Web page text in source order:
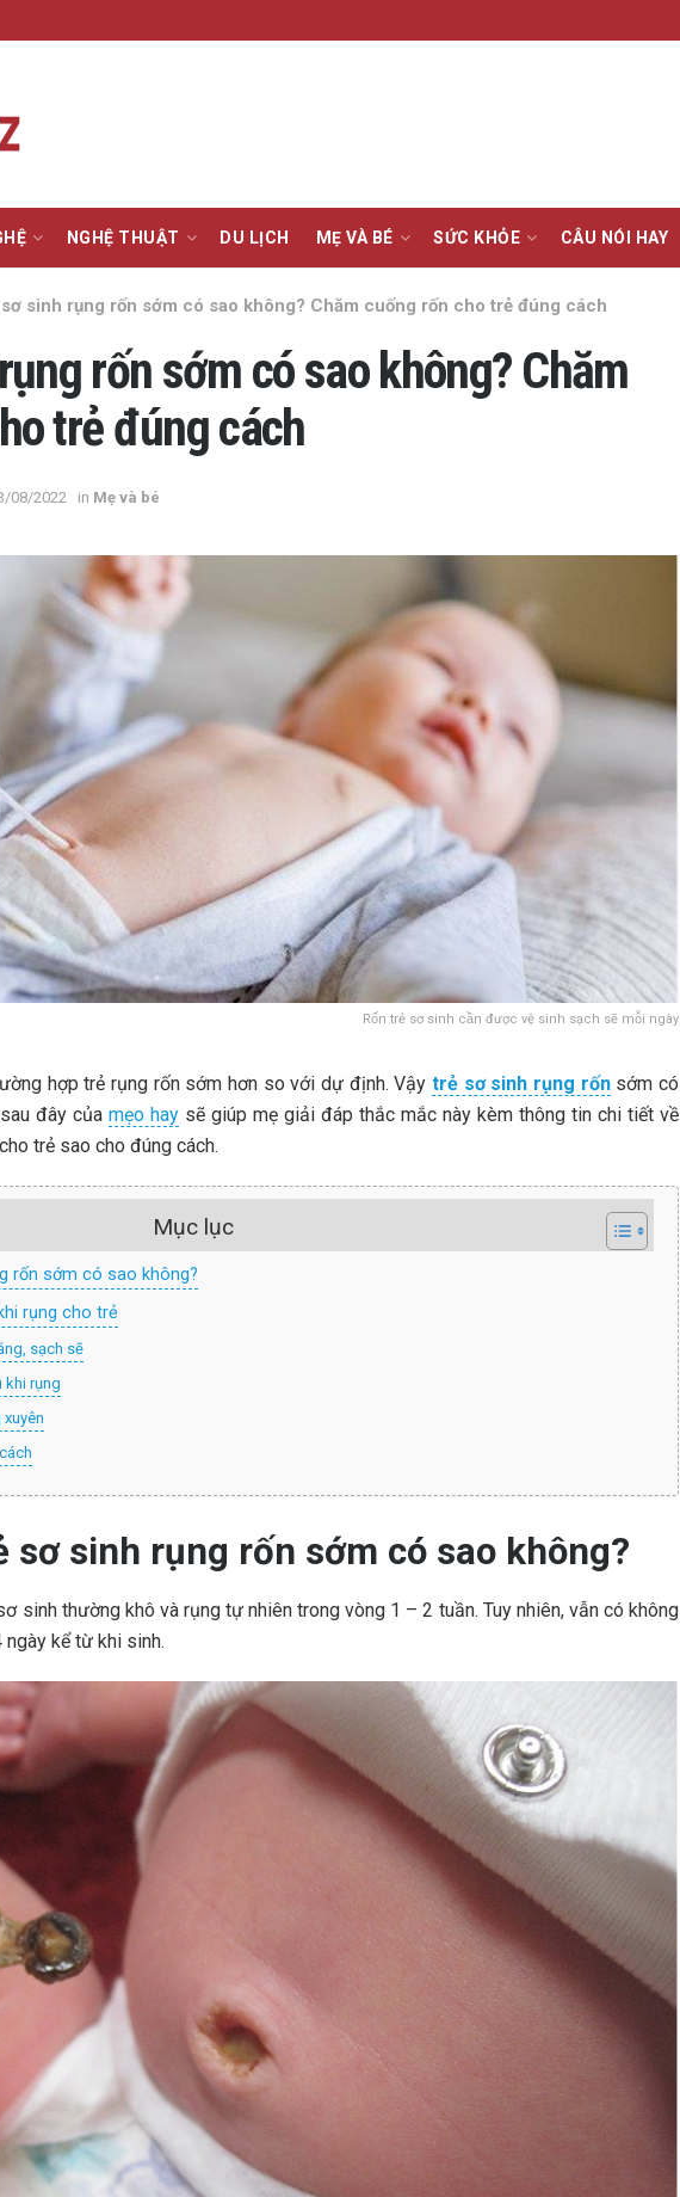
NGHỆ THUẬT DU LỊCH MẸ VÀ BÉ SỨC KHỎE CÂU NÓI HAY
sinh rụng rốn sớm có sao không? Chăm cuống rốn cho trẻ đúng cách
rốn sớm có sao không? Chăm
trẻ đúng cách
08/2022 in Mẹ và bé
Rốn trẻ sơ sinh cần được vệ sinh sạch sẽ mỗi ngày
hợp trẻ rụng rốn sớm hơn so với dự định. Vậy trẻ sơ sinh rụng rốnsớm có
đây của mẹo hay sẽ giúp mẹ giải đáp thắc mắc này kèm thông tin chi tiết về
trẻ sao cho đúng cách.
Mục lục
rốn sớm có sao không?
rụng cho trẻ
sạch sẽ
khi rụng
sơ sinh rụng rốn sớm có sao không?
sinh thường khô và rụng tự nhiên trong vòng 1 – 2 tuần. Tuy nhiên, vẫn có không
kể từ khi sinh.